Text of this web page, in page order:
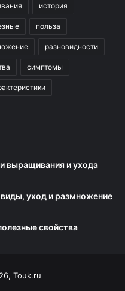
история
польза
разновидности
симптомы
выращивания и ухода
виды, уход и размножение
свойства
Touk.ru